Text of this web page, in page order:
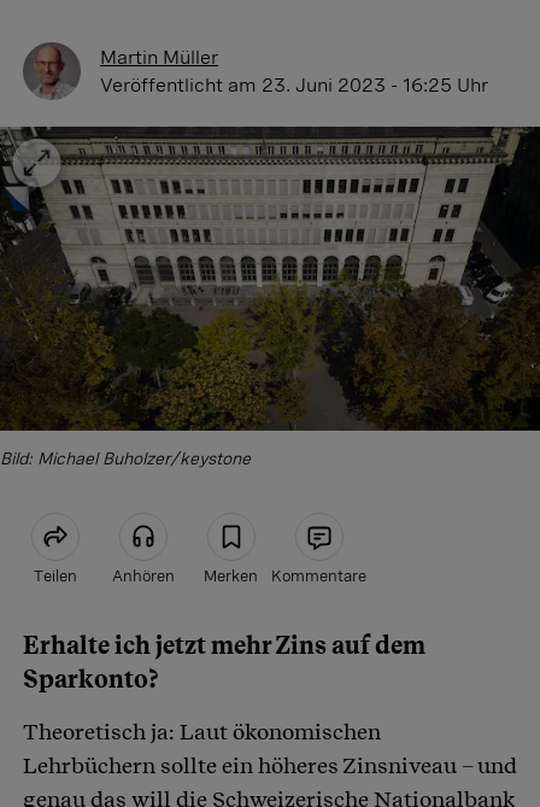
Martin Müller
Veröffentlicht am 23. Juni 2023 - 16:25 Uhr
Bild: Michael Buholzer/keystone
Teilen Anhören Merken Kommentare
Artikel teilen
Erhalte ich jetzt mehr Zins auf dem
Sparkonto?
Theoretisch ja: Laut ökonomischen
Lehrbüchern sollte ein höheres Zinsniveau – und
genau das will die Schweizerische Nationalbank